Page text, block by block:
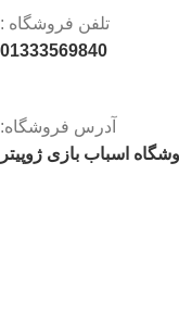
تلفن فروشگاه :
01333569840
آدرس فروشگاه:
اسباب بازی ژوپیتر